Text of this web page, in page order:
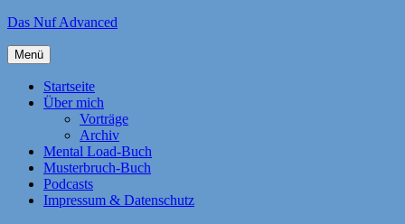
Zum
springen
Das Nuf Advanced
Menü
Startseite
Über mich
Vorträge
Archiv
Mental Load-Buch
Musterbruch-Buch
Podcasts
Impressum & Datenschutz